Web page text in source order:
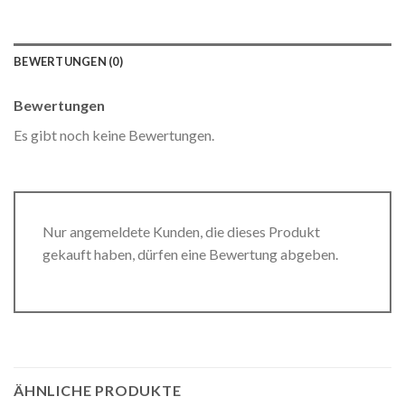
BEWERTUNGEN (0)
Bewertungen
Es gibt noch keine Bewertungen.
Nur angemeldete Kunden, die dieses Produkt
gekauft haben, dürfen eine Bewertung abgeben.
ÄHNLICHE PRODUKTE